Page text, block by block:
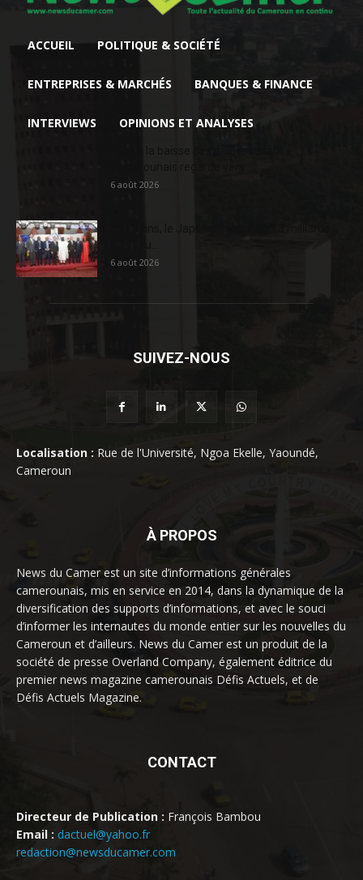
ACCUEIL POLITIQUE & SOCIÉTÉ
ENTREPRISES & MARCHÉS BANQUES & FINANCE
INTERVIEWS OPINIONS ET ANALYSES
6 août 2026
6 août 2026
SUIVEZ-NOUS
Localisation : Rue de l'Université, Ngoa Ekelle, Yaoundé,
Cameroun
À PROPOS
News du Camer est un site d’informations générales
camerounais, mis en service en 2014, dans la dynamique de la
diversification des supports d’informations, et avec le souci
d’informer les internautes du monde entier sur les nouvelles du
Cameroun et d’ailleurs. News du Camer est un produit de la
société de presse Overland Company, également éditrice du
premier news magazine camerounais Défis Actuels, et de
Défis Actuels Magazine.
CONTACT
Directeur de Publication : François Bambou
Email : dactuel@yahoo.fr
redaction@newsducamer.com